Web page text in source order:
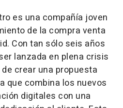
es una compañía joven
de la compra venta
Con tan sólo seis años
lanzada en plena crisis
crear una propuesta
que combina los nuevos
digitales con una